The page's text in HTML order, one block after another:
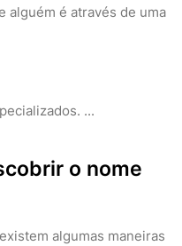
alguém é através de uma
...
o nome
algumas maneiras